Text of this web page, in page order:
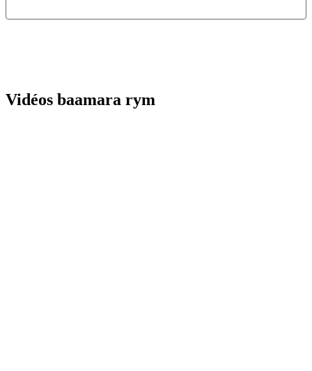
Vidéos baamara rym